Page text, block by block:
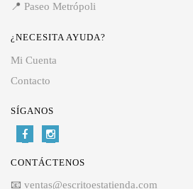
📍 Paseo Metrópoli
¿NECESITA AYUDA?
Mi Cuenta
Contacto
SÍGANOS
CONTÁCTENOS
📧 ventas@escritoestatienda.com